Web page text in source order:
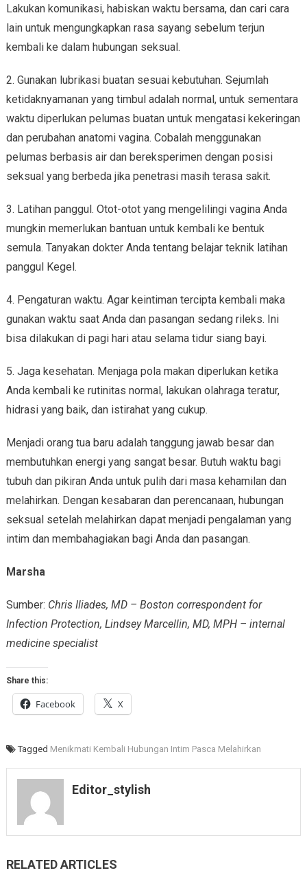
Lakukan komunikasi, habiskan waktu bersama, dan cari cara
lain untuk mengungkapkan rasa sayang sebelum terjun
kembali ke dalam hubungan seksual.
2. Gunakan lubrikasi buatan sesuai kebutuhan. Sejumlah
ketidaknyamanan yang timbul adalah normal, untuk sementara
waktu diperlukan pelumas buatan untuk mengatasi kekeringan
dan perubahan anatomi vagina. Cobalah menggunakan
pelumas berbasis air dan bereksperimen dengan posisi
seksual yang berbeda jika penetrasi masih terasa sakit.
3. Latihan panggul. Otot-otot yang mengelilingi vagina Anda
mungkin memerlukan bantuan untuk kembali ke bentuk
semula. Tanyakan dokter Anda tentang belajar teknik latihan
panggul Kegel.
4. Pengaturan waktu. Agar keintiman tercipta kembali maka
gunakan waktu saat Anda dan pasangan sedang rileks. Ini
bisa dilakukan di pagi hari atau selama tidur siang bayi.
5. Jaga kesehatan. Menjaga pola makan diperlukan ketika
Anda kembali ke rutinitas normal, lakukan olahraga teratur,
hidrasi yang baik, dan istirahat yang cukup.
Menjadi orang tua baru adalah tanggung jawab besar dan
membutuhkan energi yang sangat besar. Butuh waktu bagi
tubuh dan pikiran Anda untuk pulih dari masa kehamilan dan
melahirkan. Dengan kesabaran dan perencanaan, hubungan
seksual setelah melahirkan dapat menjadi pengalaman yang
intim dan membahagiakan bagi Anda dan pasangan.
Marsha
Sumber: Chris Iliades, MD – Boston correspondent for
Infection Protection, Lindsey Marcellin, MD, MPH – internal
medicine specialist
Share this:
Facebook X
Tagged Menikmati Kembali Hubungan Intim Pasca Melahirkan
Editor_stylish
RELATED ARTICLES